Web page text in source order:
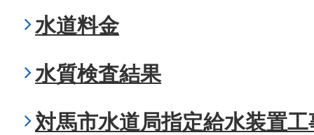
水道料金
水質検査結果
対馬市水道局指定給水装置